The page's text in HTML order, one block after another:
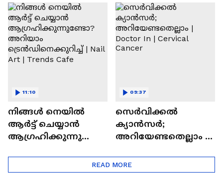
നിങ്ങൾ നെയിൽ
ആർട്ട് ചെയ്യാൻ
ആഗ്രഹിക്കുന്നുണ്ടോ
ട്രെൻഡിനെക്കുറിച്ച് |
Nail Art | Trends Cafe
11:10
സെർവിക്കൽ
ക്യാൻസർ;
അറിയേണ്ടതെല്ലാം |
Cancer
09:37
READ MORE